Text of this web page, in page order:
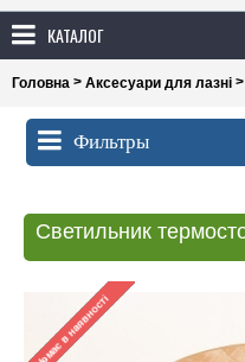
КАТАЛОГ
Головна > Аксесуари для лазні >
Фильтры